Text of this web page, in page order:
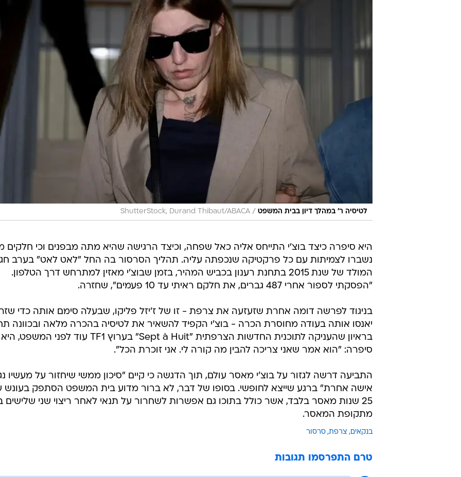
לטיסיה ר' במהלך דיון בבית המשפט /
ShutterStock, Durand Thibaut/ABACA
היא סיפרה כיצד בוצ'י התייחס אליה כאל שפחה, וכיצד הרגישה שהיא מתה מבפנים וכי חלקים
נשברו לצמיתות עם כל פרקטיקה שנכפתה עליה. תהליך הסרסור בה החל "לאט לאט" בערב חג
המולד של שנת 2015 בתחנת רענון בכביש המהיר, בזמן שבוצ'י מאזין למתרחש דרך הטלפון.
"הפסקתי לספור אחרי 487 גברים, את חלקם ראיתי עד 10 פעמים", שחזרה.
בניגוד לפרשה דומה אחרת שזעזעה את צרפת - זו של ז'יזל פליקו, שבעלה סימם אותה כדי
יאנסו אותה בעודה מחוסרת הכרה - בוצ'י הקפיד להשאיר את לטיסיה בהכרה מלאה ובכוונה
בראיון שהעניקה לתוכנית החדשות הצרפתית "Sept à Huit" בערוץ TF1 עוד לפני המשפט, היא
סיפרה: "הוא אמר שאני צריכה להבין מה קורה לי. אני זוכרת הכל".
התביעה דרשה לגזור על בוצ'י מאסר עולם, תוך הדגשה כי קיים "סיכון ממשי שיחזור על מעשיו
אישה אחרת" ברגע שייצא לחופשי. בסופו של דבר, לא ברור מדוע בית המשפט הסתפק בעונש
25 שנות מאסר בלבד, אשר כולל בתוכו גם אפשרות לשחרור על תנאי לאחר ריצוי שני שלישים
מתקופת המאסר.
בנקאים צרפת סרסור
טרם התפרסמו תגובות